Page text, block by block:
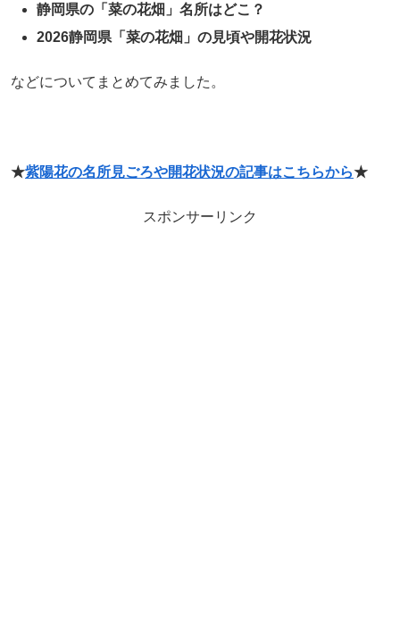
静岡県の「菜の花畑」名所はどこ？
2026静岡県「菜の花畑」の見頃や開花状況
などについてまとめてみました。
★紫陽花の名所見ごろや開花状況の記事はこちらから★
スポンサーリンク